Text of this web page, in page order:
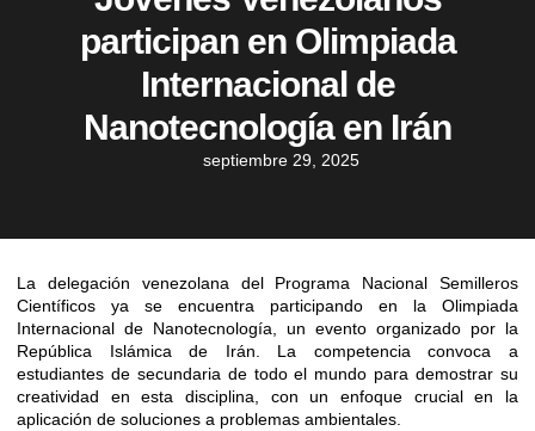
participan en Olimpiada
Internacional de
Nanotecnología en Irán
septiembre 29, 2025
La delegación venezolana del Programa Nacional Semilleros
Científicos ya se encuentra participando en la Olimpiada
Internacional de Nanotecnología, un evento organizado por la
República Islámica de Irán. La competencia convoca a
estudiantes de secundaria de todo el mundo para demostrar su
creatividad en esta disciplina, con un enfoque crucial en la
aplicación de soluciones a problemas ambientales.